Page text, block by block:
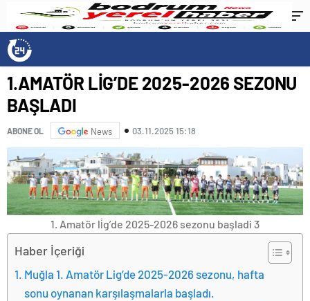
1.AMATÖR LİG’DE 2025-2026 SEZONU
BAŞLADI
ABONE OL News 03.11.2025 15:18
1. Amatör li̇g’de 2025-2026 sezonu başladi 3
Haber İçeriği
Muğla 1. Amatör Lig’de 2025-2026 sezonu, hafta
sonu oynanan karşılaşmalarla başladı.